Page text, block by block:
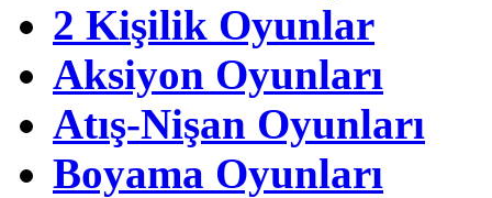
2 Kişilik Oyunlar
Aksiyon Oyunları
Atış-Nişan Oyunları
Boyama Oyunları